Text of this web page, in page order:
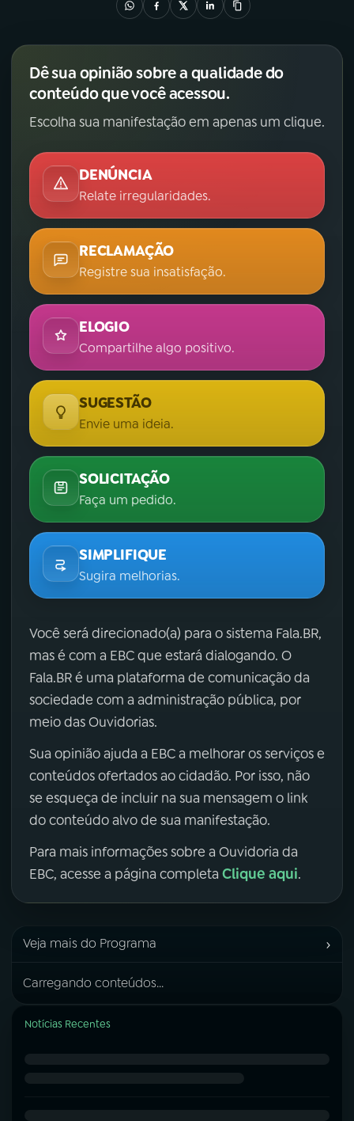
Dê sua opinião sobre a qualidade do
conteúdo que você acessou.
Escolha sua manifestação em apenas um clique.
DENÚNCIA
Relate irregularidades.
RECLAMAÇÃO
Registre sua insatisfação.
ELOGIO
Compartilhe algo positivo.
SUGESTÃO
Envie uma ideia.
SOLICITAÇÃO
Faça um pedido.
SIMPLIFIQUE
Sugira melhorias.
Você será direcionado(a) para o sistema Fala.BR,
mas é com a EBC que estará dialogando. O
Fala.BR é uma plataforma de comunicação da
sociedade com a administração pública, por
meio das Ouvidorias.
Sua opinião ajuda a EBC a melhorar os serviços e
conteúdos ofertados ao cidadão. Por isso, não
se esqueça de incluir na sua mensagem o link
do conteúdo alvo de sua manifestação.
Para mais informações sobre a Ouvidoria da
EBC, acesse a página completa Clique aqui.
Veja mais do Programa ›
Carregando conteúdos...
Notícias Recentes